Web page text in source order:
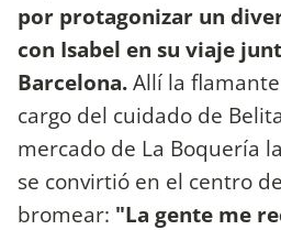
por protagonizar un
con Isabel en su viaje
Barcelona.Allí la
cargo del cuidado de
mercado de La Boquería
se convirtió en el centro
bromear: "La gente me